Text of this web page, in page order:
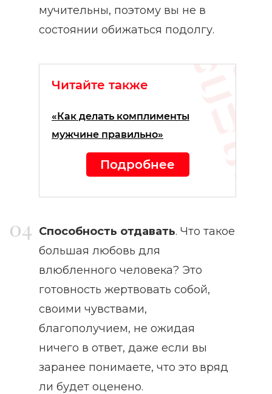
мучительны, поэтому вы не в
состоянии обижаться подолгу.
Читайте также
«Как делать комплименты
мужчине правильно»
Подробнее
Способность отдавать. Что такое
большая любовь для
влюбленного человека? Это
готовность жертвовать собой,
своими чувствами,
благополучием, не ожидая
ничего в ответ, даже если вы
заранее понимаете, что это вряд
ли будет оценено.